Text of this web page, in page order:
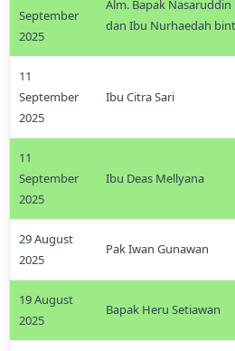
September
2025
Alm. Bapak Nasaruddin
dan Ibu Nurhaedah
11
September
2025
Ibu Citra Sari
11
September
2025
Ibu Deas Mellyana
29 August
2025
Pak Iwan Gunawan
19 August
2025
Bapak Heru Setiawan